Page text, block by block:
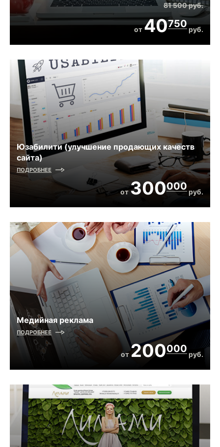
81 500руб.
от40750руб.
Юзабилити (улучшение продающих качеств
сайта)
ПОДРОБНЕЕ
от300000 руб.
Медийная реклама
ПОДРОБНЕЕ
от 200000 руб.